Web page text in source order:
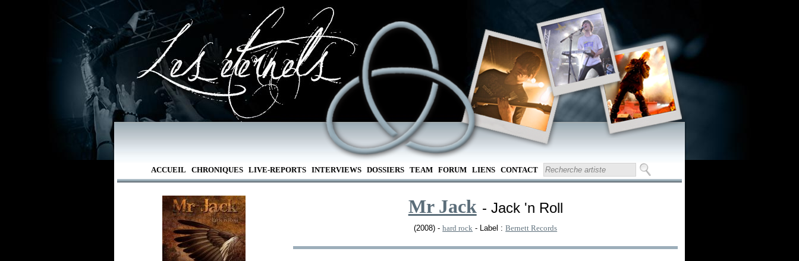
ACCUEIL CHRONIQUES LIVE-REPORTS INTERVIEWS DOSSIERS TEAM FORUM LIENS CONTACT
Mr Jack - Jack 'n Roll
(2008) -hard rock - Label :Bernett Records